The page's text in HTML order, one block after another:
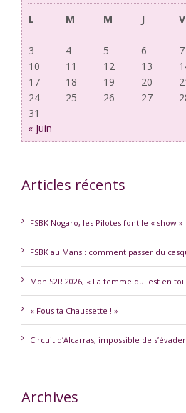
L
M M J V
3
4 5 6 7
10
11 12 13
17
18 19 20
24
25 26 27
31
« Juin
Articles récents
FSBK Nogaro, les Pilotes font le « show » !
FSBK au Mans : comment passer du
Mon S2R 2026, « La femme qui est en toi
« Fous ta Chaussette ! »
Circuit d’Alcarras, impossible de
Archives